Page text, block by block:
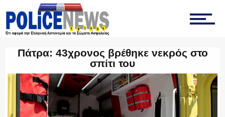
ΤΡΟΧΑΙΑ
ΟΠΚΕ
Πάτρα: 43χρονος βρέθηκε νεκρός στο
σπίτι του